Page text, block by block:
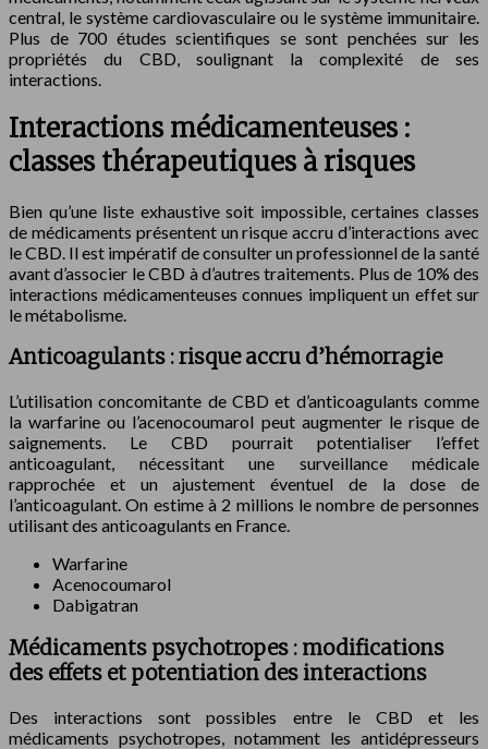
central, le système cardiovasculaire ou le système immunitaire.
Plus de 700 études scientifiques se sont penchées sur les
propriétés du CBD, soulignant la complexité de ses
interactions.
Interactions médicamenteuses :
classes thérapeutiques à risques
Bien qu’une liste exhaustive soit impossible, certaines classes
de médicaments présentent un risque accru d’interactions avec
le CBD. Il est impératif de consulter un professionnel de la santé
avant d’associer le CBD à d’autres traitements. Plus de 10% des
interactions médicamenteuses connues impliquent un effet sur
le métabolisme.
Anticoagulants : risque accru d’hémorragie
L’utilisation concomitante de CBD et d’anticoagulants comme
la warfarine ou l’acenocoumarol peut augmenter le risque de
saignements. Le CBD pourrait potentialiser l’effet
anticoagulant, nécessitant une surveillance médicale
rapprochée et un ajustement éventuel de la dose de
l’anticoagulant. On estime à 2 millions le nombre de personnes
utilisant des anticoagulants en France.
Warfarine
Acenocoumarol
Dabigatran
Médicaments psychotropes : modifications
des effets et potentiation des interactions
Des interactions sont possibles entre le CBD et les
médicaments psychotropes, notamment les antidépresseurs